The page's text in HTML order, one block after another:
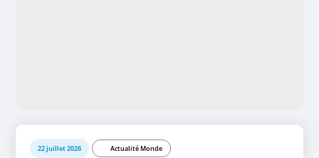
22 juillet 2026 Actualité Monde